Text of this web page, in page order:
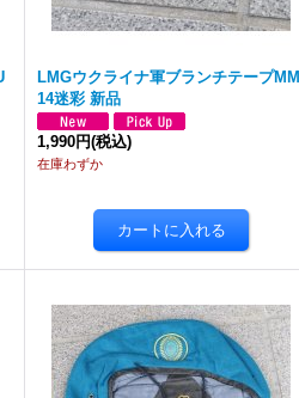
LMGウクライナ軍ブランチテープMM
14迷彩 新品
1,990円(税込)
在庫わずか